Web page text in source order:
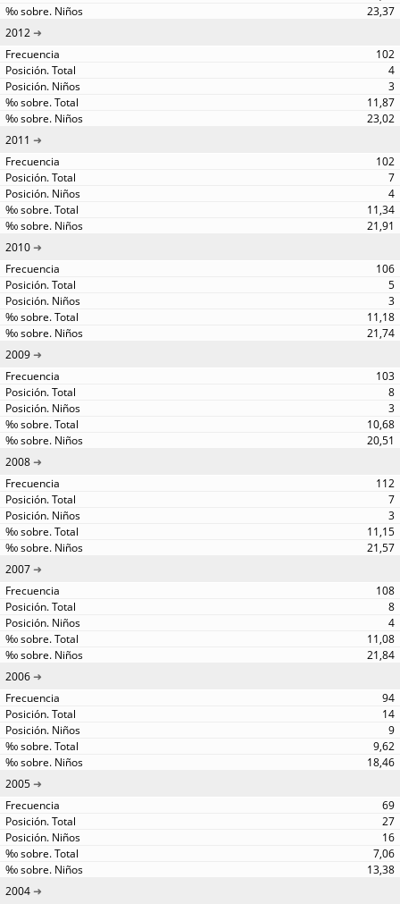
23,37
2012
102
4
3
11,87
23,02
2011
102
7
4
11,34
21,91
2010
106
5
3
11,18
21,74
2009
103
8
3
10,68
20,51
2008
112
7
3
11,15
21,57
2007
108
8
4
11,08
21,84
2006
94
14
9
9,62
18,46
2005
69
27
16
7,06
13,38
2004